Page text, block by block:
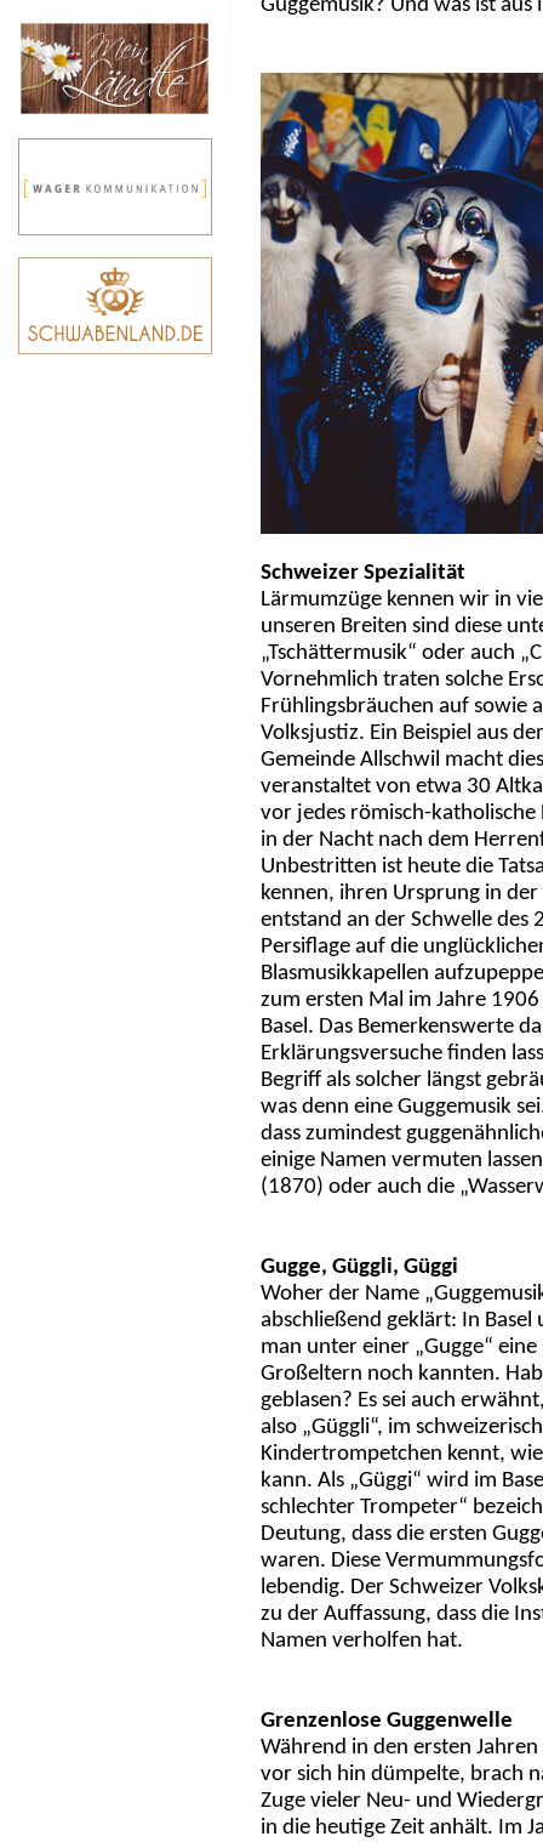
Guggemusik? Und was ist
Schweizer Spezialität
Lärmumzüge kennen wir in
unseren Breiten sind diese
„Tschättermusik“ oder auch
Vornehmlich traten solche
Frühlingsbräuchen auf sowie
Volksjustiz. Ein Beispiel aus
Gemeinde Allschwil macht
veranstaltet von etwa 30
vor jedes römisch-katholische
in der Nacht nach dem
Unbestritten ist heute die
kennen, ihren Ursprung in der
entstand an der Schwelle des
Persiflage auf die
Blasmusikkapellen
zum ersten Mal im Jahre 1906
Basel. Das Bemerkenswerte
Erklärungsversuche finden
Begriff als solcher längst
was denn eine Guggemusik
dass zumindest
einige Namen vermuten
(1870) oder auch die
Gugge, Güggli, Güggi
Woher der Name
abschließend geklärt: In
man unter einer „Gugge“
Großeltern noch kannten.
geblasen? Es sei auch
also „Güggli“, im
Kindertrompetchen kennt,
kann. Als „Güggi“ wird im
schlechter Trompeter“
Deutung, dass die ersten
waren. Diese
lebendig. Der Schweizer
zu der Auffassung, dass die
Namen verholfen hat.
Grenzenlose Guggenwelle
Während in den ersten
vor sich hin dümpelte, brach
Zuge vieler Neu- und
in die heutige Zeit anhält. Im